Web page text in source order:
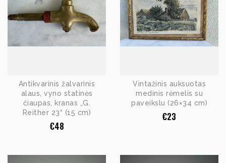
Antikvarinis žalvarinis
alaus, vyno statinės
čiaupas, kranas „G.
Reither 23“ (15 cm)
€48
Vintažinis auksuotas
medinis rėmelis su
paveikslu (26×34 cm)
€23